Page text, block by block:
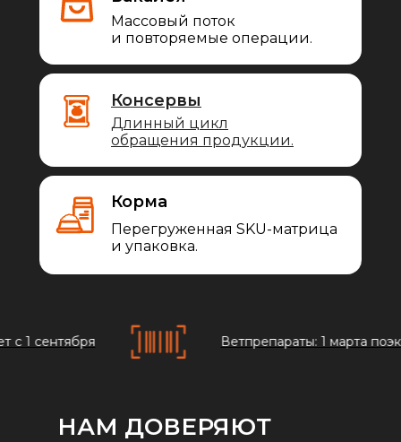
Массовый поток
и повторяемые операции.
Консервы
Длинный цикл
обращения продукции.
Перегруженная SKU-матрица
и упаковка.
Корма
с 1 сентября Ветпрепараты: 1 марта
НАМ ДОВЕРЯЮТ